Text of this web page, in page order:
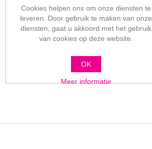
Cookies helpen ons om onze diensten te
leveren. Door gebruik te maken van onze
diensten, gaat u akkoord met het gebruik
van cookies op deze website.
OK
Meer informatie